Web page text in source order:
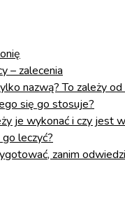
– zalecenia
nazwą? To zależy
się go stosuje?
je wykonać i czy jest
leczyć?
zanim